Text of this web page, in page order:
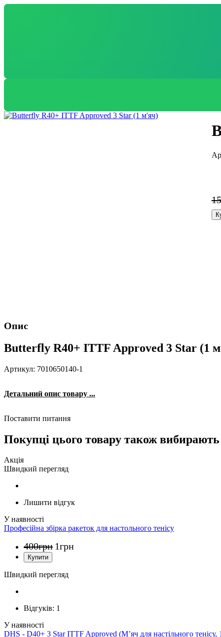
Опис
Butterfly R40+ ITTF Approved 3 Star (1
Артикул: 7010650140-1
Детальний опис товару ...
Поставити питання
Покупці цього товару також вибирають
Акція
Швидкий перегляд
Лишити відгук
Професійна збірка ракеток для настольного тенісу
400грн 1грн
Швидкий перегляд
Відгуків: 1
DHS - D40+ 3 Star ITTF Approved (М’яч для настільного тенісу,